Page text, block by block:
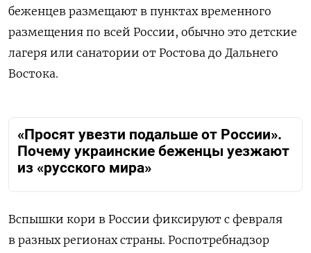
беженцев размещают в пунктах временного
размещения по всей России, обычно это детские
лагеря или санатории от Ростова до Дальнего
Востока.
«Просят увезти подальше от России».
Почему украинские беженцы уезжают
из «русского мира»
Вспышки кори в России фиксируют с февраля
в разных регионах страны. Роспотребнадзор